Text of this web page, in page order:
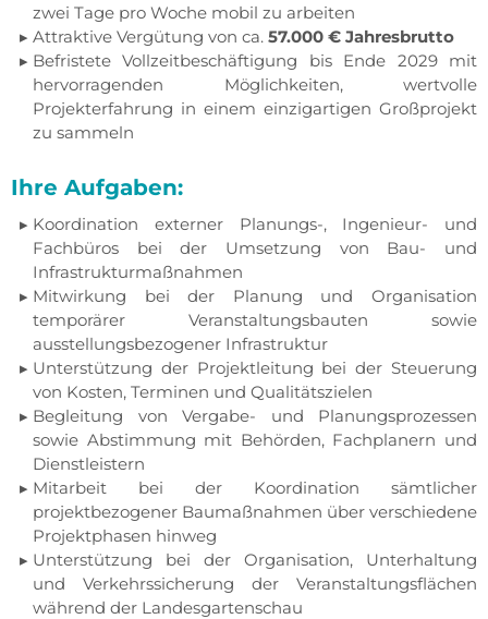
zwei Tage pro Woche mobil zu arbeiten
Attraktive Vergütung von ca. 57.000 € Jahresbrutto
Befristete Vollzeitbeschäftigung bis Ende 2029 mit
hervorragenden Möglichkeiten, wertvolle
Projekterfahrung in einem einzigartigen Großprojekt
zu sammeln
Ihre Aufgaben:
Koordination externer Planungs-, Ingenieur- und
Fachbüros bei der Umsetzung von Bau- und
Infrastrukturmaßnahmen
Mitwirkung bei der Planung und Organisation
temporärer Veranstaltungsbauten sowie
ausstellungsbezogener Infrastruktur
Unterstützung der Projektleitung bei der Steuerung
von Kosten, Terminen und Qualitätszielen
Begleitung von Vergabe- und Planungsprozessen
sowie Abstimmung mit Behörden, Fachplanern und
Dienstleistern
Mitarbeit bei der Koordination sämtlicher
projektbezogener Baumaßnahmen über verschiedene
Projektphasen hinweg
Unterstützung bei der Organisation, Unterhaltung
und Verkehrssicherung der Veranstaltungsflächen
während der Landesgartenschau